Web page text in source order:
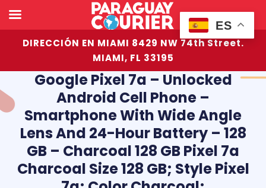
DIRECCIÓN EN MIAMI 8429 NW 74th Street.
MIAMI, FL 33195
Google Pixel 7a – Unlocked
Android Cell Phone –
Smartphone With Wide Angle
Lens And 24-Hour Battery – 128
GB – Charcoal 128 GB Pixel 7a
Charcoal Size 128 GB; Style Pixel
ES